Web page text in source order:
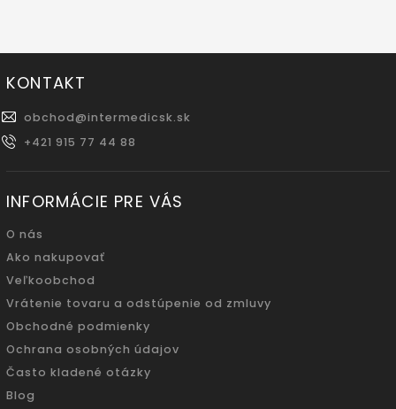
KONTAKT
obchod@intermedicsk.sk
+421 915 77 44 88
INFORMÁCIE PRE VÁS
O nás
Ako nakupovať
Veľkoobchod
Vrátenie tovaru a odstúpenie od zmluvy
Obchodné podmienky
Ochrana osobných údajov
Často kladené otázky
Blog